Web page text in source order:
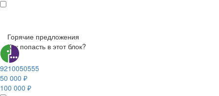
Горячие предложения
Как попасть в этот блок?
9210050555
50 000 ₽
100 000 ₽